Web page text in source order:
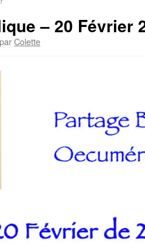
– 20 Février
parColette